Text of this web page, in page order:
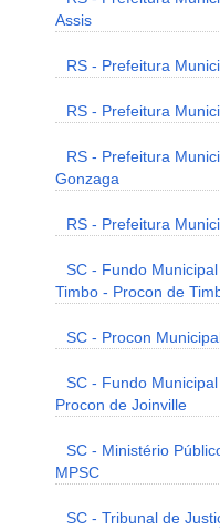
Assis
RS - Prefeitura
RS - Prefeitura
RS - Prefeitura
Gonzaga
RS - Prefeitura
SC - Fundo
Timbo - Procon de
SC - Procon
SC - Fundo
Procon de Joinville
SC - Ministério
MPSC
SC - Tribunal de